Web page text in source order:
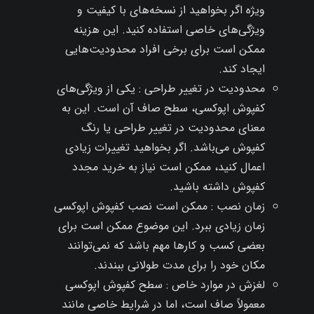
ویژه اگر بخواهید از نسخه‌های با کیفیت و
ویژگی‌های خاصی استفاده کنید. این هزینه
ممکن است برای برخی افراد محدودیت‌هایی
ایجاد کند.
محدودیت در تغییر طراحی : یکی از ویژگی‌های
کفپوش اپوکسی، سطح صاف آن است. این به
معنای محدودیت در تغییر طراحی یا رنگ
کفپوش می‌باشد. اگر بخواهید تغییرات زیادی
اعمال کنید، ممکن است نیاز به خرید مجدد
کفپوش داشته باشید.
زمان نصب : ممکن است نصب کفپوش اپوکسی
زمان زیادی ببرد. این موضوع ممکن است برای
بعضی کسب و کارها مهم باشد که نمی‌توانند
مکان خود را برای مدت طولانی ببندند.
لغزش در موارد خاص : سطح کفپوش اپوکسی
معمولاً صاف است، اما در شرایط خاصی مانند